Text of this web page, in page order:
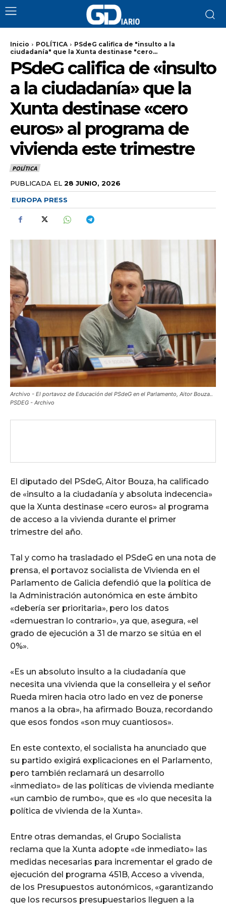
Inicio POLÍTICA
PSdeG califica de "insulto a la
ciudadanía" que la Xunta destinase "cero...
PSdeG califica de «insulto
a la ciudadanía» que la
Xunta destinase «cero
euros» al programa de
vivienda este trimestre
POLÍTICA
PUBLICADA EL 28 JUNIO, 2026
EUROPA PRESS
Archivo - El portavoz de Educación del PSdeG en el Parlamento, Aitor Bouza..
PSDEG - Archivo
El diputado del PSdeG, Aitor Bouza, ha calificado
de «insulto a la ciudadanía y absoluta indecencia»
que la Xunta destinase «cero euros» al programa
de acceso a la vivienda durante el primer
trimestre del año.
Tal y como ha trasladado el PSdeG en una nota de
prensa, el portavoz socialista de Vivienda en el
Parlamento de Galicia defendió que la política de
la Administración autonómica en este ámbito
«debería ser prioritaria», pero los datos
«demuestran lo contrario», ya que, asegura, «el
grado de ejecución a 31 de marzo se sitúa en el
0%».
«Es un absoluto insulto a la ciudadanía que
necesita una vivienda que la conselleira y el señor
Rueda miren hacia otro lado en vez de ponerse
manos a la obra», ha afirmado Bouza, recordando
que esos fondos «son muy cuantiosos».
En este contexto, el socialista ha anunciado que
su partido exigirá explicaciones en el Parlamento,
pero también reclamará un desarrollo
«inmediato» de las políticas de vivienda mediante
«un cambio de rumbo», que es «lo que necesita la
política de vivienda de la Xunta».
Entre otras demandas, el Grupo Socialista
reclama que la Xunta adopte «de inmediato» las
medidas necesarias para incrementar el grado de
ejecución del programa 451B, Acceso a vivenda,
de los Presupuestos autonómicos, «garantizando
que los recursos presupuestarios lleguen a la